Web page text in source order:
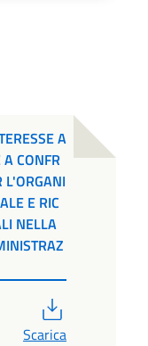
A
CONFR
L'ORGANI
E RIC
NELLA
Scarica